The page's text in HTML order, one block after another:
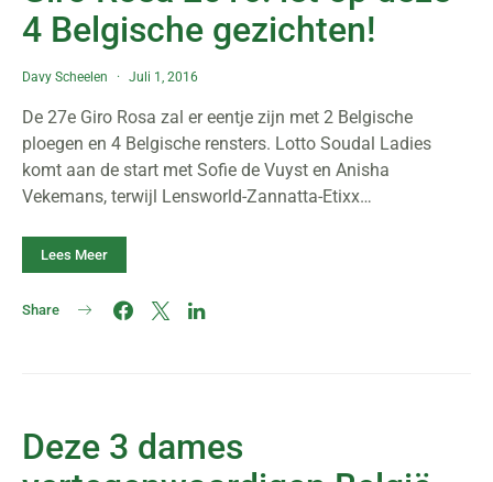
4 Belgische gezichten!
Davy Scheelen Juli 1, 2016
De 27e Giro Rosa zal er eentje zijn met 2 Belgische
ploegen en 4 Belgische rensters. Lotto Soudal Ladies
komt aan de start met Sofie de Vuyst en Anisha
Vekemans, terwijl Lensworld-Zannatta-Etixx…
Lees Meer
Share
Deze 3 dames